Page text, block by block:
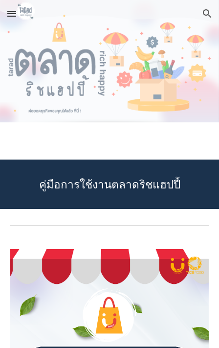
Skip to main content Skip to navigation
คู่มือการใช้งานตลาดริชแฮปปี้